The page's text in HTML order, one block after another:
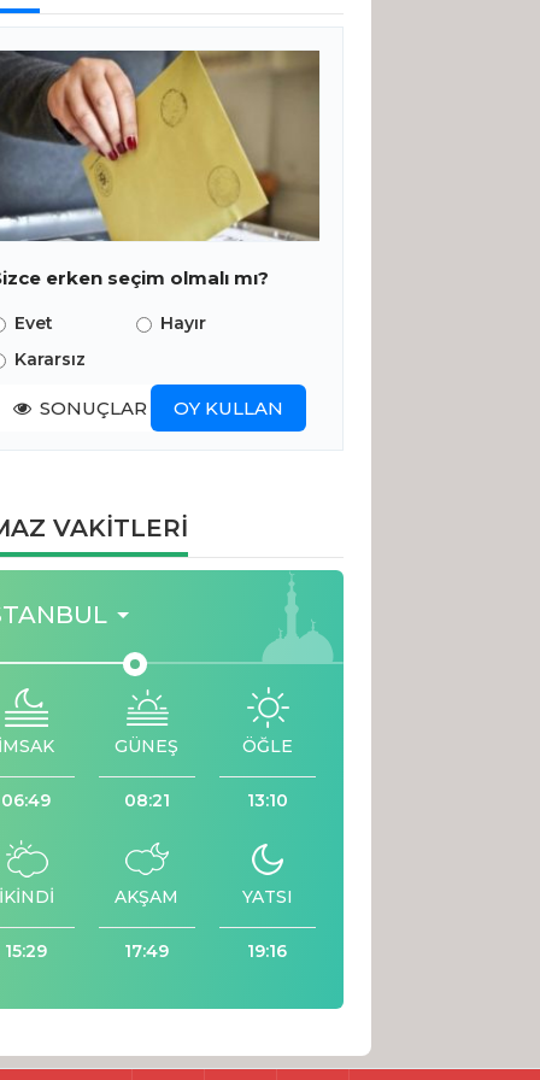
erken seçim olmalı mı?
Evet
Hayır
Kararsız
SONUÇLAR OY KULLAN
VAKİTLERİ
06:49
GÜNEŞ
08:21
ÖĞLE
13:10
15:29
AKŞAM
17:49
YATSI
19:16